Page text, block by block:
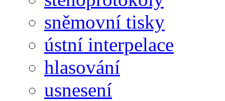
sněmovní tisky
ústní interpelace
hlasování
usnesení